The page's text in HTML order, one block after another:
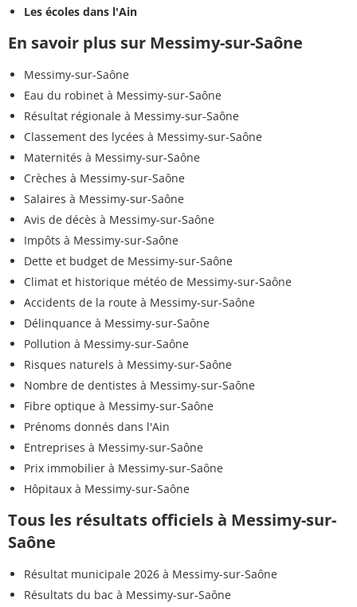
Les écoles dans l'Ain
En savoir plus sur Messimy-sur-Saône
Messimy-sur-Saône
Eau du robinet à Messimy-sur-Saône
Résultat régionale à Messimy-sur-Saône
Classement des lycées à Messimy-sur-Saône
Maternités à Messimy-sur-Saône
Crèches à Messimy-sur-Saône
Salaires à Messimy-sur-Saône
Avis de décès à Messimy-sur-Saône
Impôts à Messimy-sur-Saône
Dette et budget de Messimy-sur-Saône
Climat et historique météo de Messimy-sur-Saône
Accidents de la route à Messimy-sur-Saône
Délinquance à Messimy-sur-Saône
Pollution à Messimy-sur-Saône
Risques naturels à Messimy-sur-Saône
Nombre de dentistes à Messimy-sur-Saône
Fibre optique à Messimy-sur-Saône
Prénoms donnés dans l'Ain
Entreprises à Messimy-sur-Saône
Prix immobilier à Messimy-sur-Saône
Hôpitaux à Messimy-sur-Saône
Tous les résultats officiels à Messimy-sur-
Saône
Résultat municipale 2026 à Messimy-sur-Saône
Résultats du bac à Messimy-sur-Saône